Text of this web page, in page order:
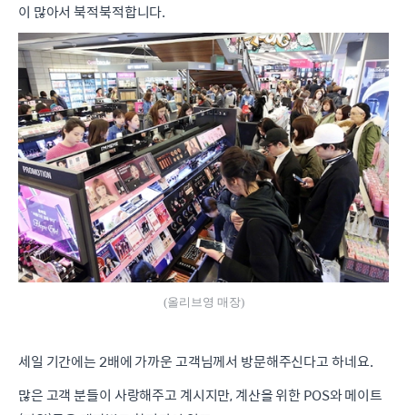
이 많아서 북적북적합니다.
(올리브영 매장)
세일 기간에는 2배에 가까운 고객님께서 방문해주신다고 하네요.
많은 고객 분들이 사랑해주고 계시지만, 계산을 위한 POS와 메이트